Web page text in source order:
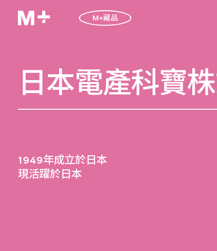
M+藏品
日本電產科寶
1949年成立於日本
現活躍於日本